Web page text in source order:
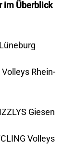
im Überblick
Rhein-
Giesen
Volleys